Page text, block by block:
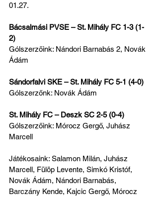
01.27.
Bácsalmási PVSE – St. Mihály FC 1-3 (1-
2)
Gólszerzőink: Nándori Barnabás 2, Novák
Ádám
Sándorfalvi SKE – St. Mihály FC 5-1 (4-0)
Gólszerzőnk: Novák Ádám
St. Mihály FC – Deszk SC 2-5 (0-4)
Gólszerzőink: Mórocz Gergő, Juhász
Marcell
Játékosaink: Salamon Milán, Juhász
Marcell, Fülöp Levente, Simkó Kristóf,
Novák Ádám, Nándori Barnabás,
Barczány Kende, Kajcic Gergő, Mórocz